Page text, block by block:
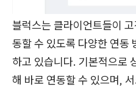
블럭스는 클라이언트들이
동할 수 있도록 다양한 연동
하고 있습니다. 기본적으로
해 바로 연동할 수 있으며,